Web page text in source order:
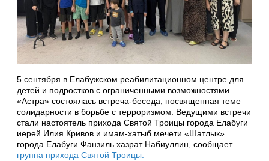
5 сентября в Елабужском реабилитационном центре для
детей и подростков с ограниченными возможностями
«Астра» состоялась встреча-беседа, посвященная теме
солидарности в борьбе с терроризмом. Ведущими встречи
стали настоятель прихода Святой Троицы города Елабуги
иерей Илия Кривов и имам-хатыб мечети «Шатлык»
города Елабуги Фанзиль хазрат Набиуллин, сообщает
группа прихода Святой Троицы.